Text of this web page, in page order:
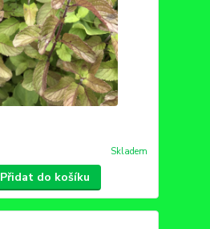
Skladem
Přidat do košíku